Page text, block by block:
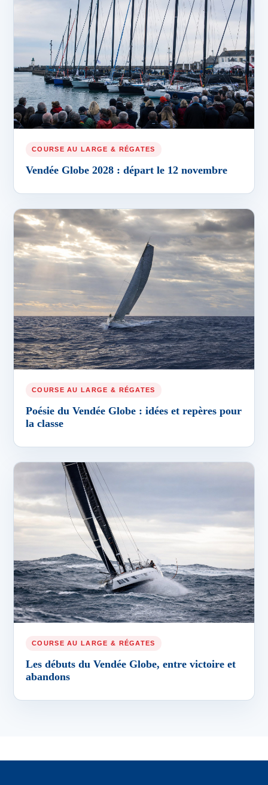
COURSE AU LARGE & RÉGATES
Vendée Globe 2028 : départ le 12 novembre
COURSE AU LARGE & RÉGATES
Poésie du Vendée Globe : idées et repères pour
la classe
COURSE AU LARGE & RÉGATES
Les débuts du Vendée Globe, entre victoire et
abandons